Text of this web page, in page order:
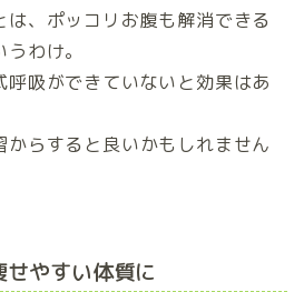
、ポッコリお腹も解消できる
わけ。
呼吸ができていないと効果はあ
からすると良いかもしれません
やすい体質に